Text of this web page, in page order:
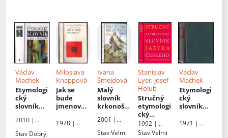
původ
slov
Václav
Machek
Etymologi
cký
slovník
českého
2010 |
tví Lidové
Stav Dobrý,
Miloslava
Knappová
Jak se
bude
jmenovat
1978 |
Ivana
Šmejdová
Malý
slovník
krkonošs
názvů
2001 |
StavVelmi
Stanislav
Lyer, Josef
Holub
Stručný
etymologi
cký
slovník
jazyka
1992 |
Státní
StavVelmi
Václav
Machek
Etymologi
cký
slovník
českého
1971 |